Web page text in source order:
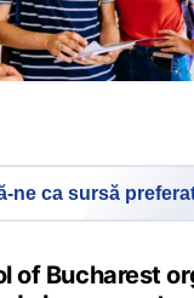
ne ca sursă
of Bucharest